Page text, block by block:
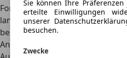
Sie können Ihre
erteilte Einwilligungen
unserer
besuchen.
Zwecke
Formate, insbesondere im
langjährige Erfahrung im
beschäftigt sich mit aktuellen
Antriebstechnologien sowie der